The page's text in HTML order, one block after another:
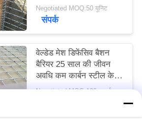
Negotiated MOQ:50 यूनिट
संपर्क
वेल्डेड मेश डिफेंसिव बैशन
बैरियर 25 साल की जीवन
अवधि कम कार्बन स्टील के
तार
Negotiated MOQ:100 इकाई